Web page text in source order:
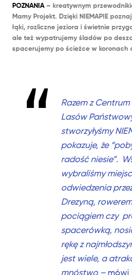
POZNANIA– kreatywnym
Mamy Projekt. Dzięki NIEMAPIE
łąki, rozliczne jeziora i świetnie
ale też wypatrujemy śladów po
spacerujemy po ścieżce w koronach
Razem z
Lasów
stworzyłyśmy
pokazuje, że
radość niesie”.
wybraliśmy
odwiedzenia
Drezyną,
pociągiem czy
spacerówką,
rękę z
jest wiele, a
mnóstwo – mówi